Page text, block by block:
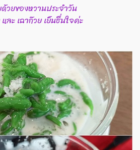
วยของหวานประจำวัน
ละ เฉาก๊วย เย็นชื่นใจค่ะ